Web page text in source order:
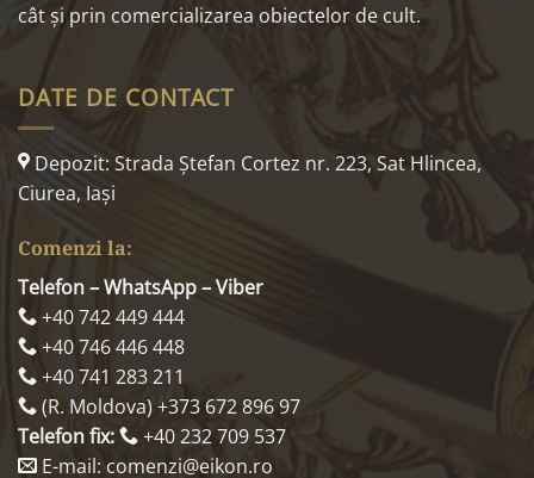
cât și prin comercializarea obiectelor de cult.
DATE DE CONTACT
Depozit: Strada Ştefan Cortez nr. 223, Sat Hlincea,
Ciurea, Iaşi
Comenzi la:
Telefon – WhatsApp – Viber
+40 742 449 444
+40 746 446 448
+40 741 283 211
(R. Moldova) +373 672 896 97
Telefon fix:
+40 232 709 537
E-mail: comenzi@eikon.ro